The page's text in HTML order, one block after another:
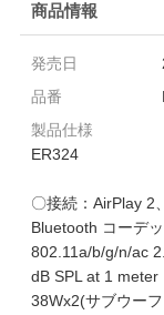
商品情報
発売日
品番
製品仕様
ER324
〇接続：AirPlay
Bluetooth コーデ
802.11a/b/g/n/ac
dB SPL at 1
38Wx2(サブウー